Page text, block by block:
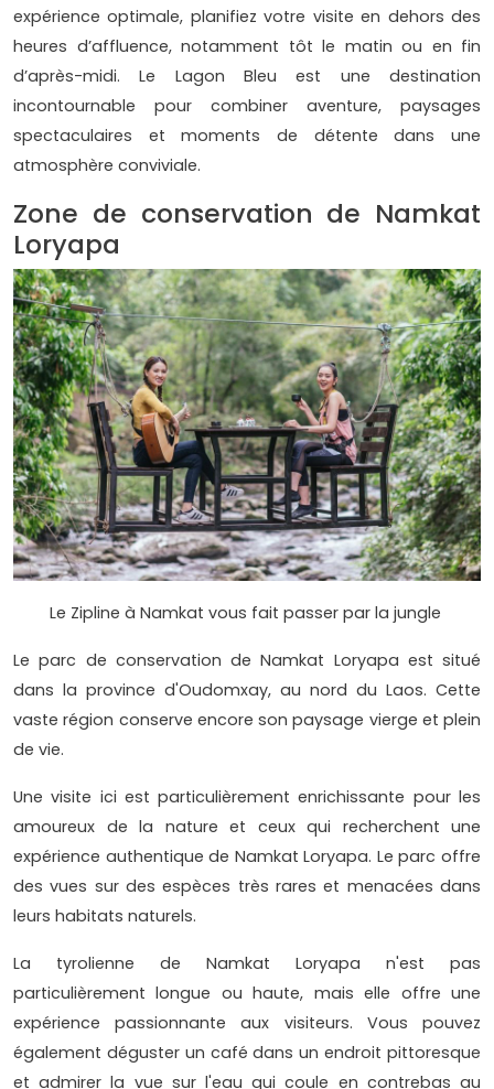
expérience optimale, planifiez votre visite en dehors des
heures d’affluence, notamment tôt le matin ou en fin
d’après-midi. Le Lagon Bleu est une destination
incontournable pour combiner aventure, paysages
spectaculaires et moments de détente dans une
atmosphère conviviale.
Zone de conservation de Namkat
Loryapa
Le Zipline à Namkat vous fait passer par la jungle
Le parc de conservation de Namkat Loryapa est situé
dans la province d'Oudomxay, au nord du Laos. Cette
vaste région conserve encore son paysage vierge et plein
de vie.
Une visite ici est particulièrement enrichissante pour les
amoureux de la nature et ceux qui recherchent une
expérience authentique de Namkat Loryapa. Le parc offre
des vues sur des espèces très rares et menacées dans
leurs habitats naturels.
La tyrolienne de Namkat Loryapa n'est pas
particulièrement longue ou haute, mais elle offre une
expérience passionnante aux visiteurs. Vous pouvez
également déguster un café dans un endroit pittoresque
et admirer la vue sur l'eau qui coule en contrebas au